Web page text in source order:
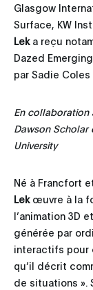
Glasgow
Surface, KW
Leka reçu
Dazed
par Sadie Coles
En collaboration
Dawson Scholar
University
Né à Francfort
Lekœuvre à la
l’animation 3D
générée par
interactifs pour
qu’il décrit
de situations ».